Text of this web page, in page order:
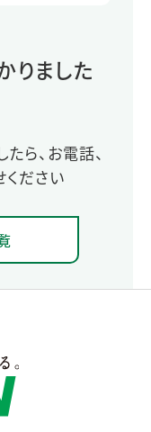
りました
ら、お電話、
ださい